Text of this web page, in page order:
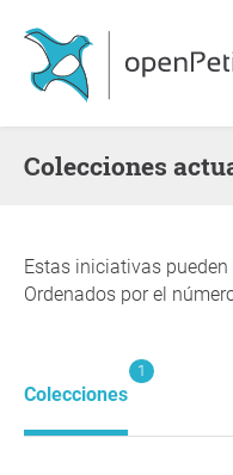
Colecciones
Estas iniciativas
Ordenados por el
Colecciones
1